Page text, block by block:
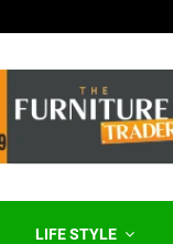
LIFE STYLE